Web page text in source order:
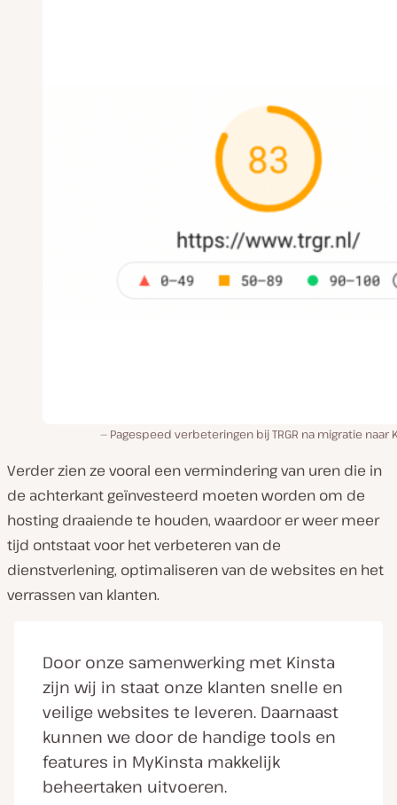
Pagespeed verbeteringen bij TRGR na migratie naar
Verder zien ze vooral een vermindering van uren die in
de achterkant geïnvesteerd moeten worden om de
hosting draaiende te houden, waardoor er weer meer
tijd ontstaat voor het verbeteren van de
dienstverlening, optimaliseren van de websites en het
verrassen van klanten.
Door onze samenwerking met Kinsta
zijn wij in staat onze klanten snelle en
veilige websites te leveren. Daarnaast
kunnen we door de handige tools en
features in MyKinsta makkelijk
beheertaken uitvoeren.